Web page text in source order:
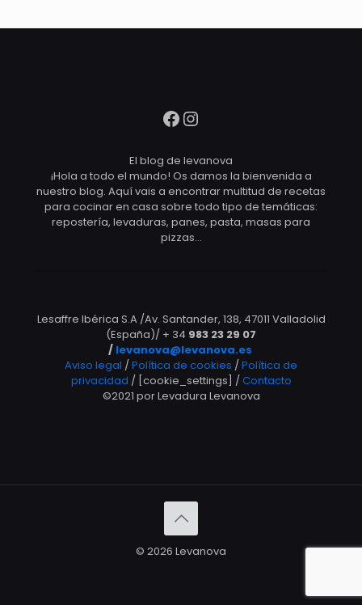
Facebook
Instagram
El blog de levanova
¡Hola a todo el mundo! Os damos la bienvenida a
nuestro blog. Aquí vais a encontrar multitud de recetas
para cocinar en casa sobre todo tipo de temáticas:
repostería, levaduras, panes, pasta, masas para
pizzas…
Lesaffre Ibérica S.A /Av. Santander, 138, 47011 Valladolid
(España)/ + 34 983 23 29 07
/ levanova@levanova.es
Aviso legal / Política de cookies / Política de
privacidad / [cookie_settings] / Contacto
©2021 por Levadura Levanova
© 2026 Levanova